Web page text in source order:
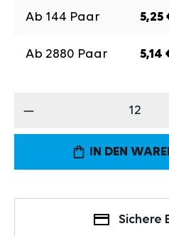
Ab 144 Paar 5,25
Ab 2880 Paar 5,14
Produkt Anzahl: Gib
IN DEN
Sichere